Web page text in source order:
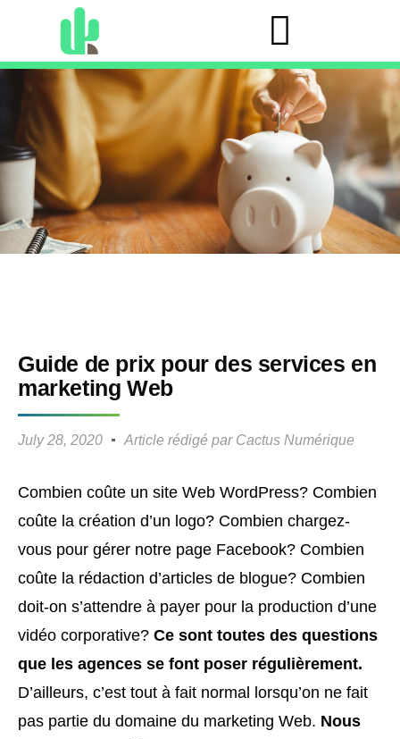
Guide de prix pour des services en
marketing Web
July 28, 2020 Article rédigé par Cactus Numérique
Combien coûte un site Web WordPress? Combien
coûte la création d’un logo? Combien chargez-
vous pour gérer notre page Facebook? Combien
coûte la rédaction d’articles de blogue? Combien
doit-on s’attendre à payer pour la production d’une
vidéo corporative? Ce sont toutes des questions
que les agences se font poser régulièrement.
D’ailleurs, c’est tout à fait normal lorsqu’on ne fait
pas partie du domaine du marketing Web. Nous